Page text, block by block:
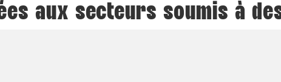
aux secteurs soumis à